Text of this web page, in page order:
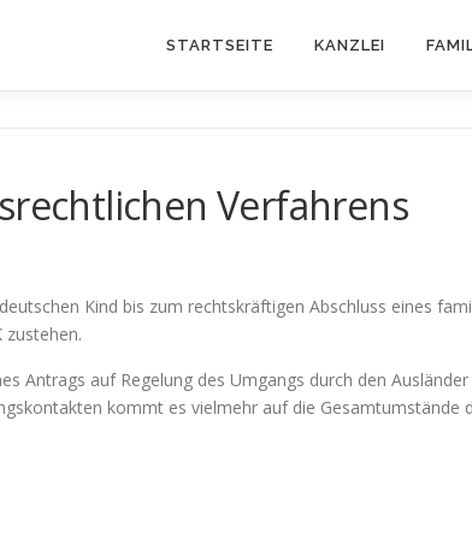
STARTSEITE KANZLEI
Verfahrens
Kind bis zum rechtskräftigen Abschluss eines
zustehen.
Antrags auf Regelung des Umgangs durch den
kommt es vielmehr auf die Gesamtumstände